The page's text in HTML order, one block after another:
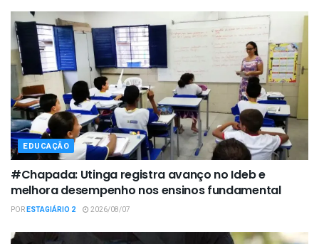
EDUCAÇÃO
#Chapada: Utinga registra avanço no Ideb e
melhora desempenho nos ensinos fundamental
PORESTAGIÁRIO 2 2026/08/07